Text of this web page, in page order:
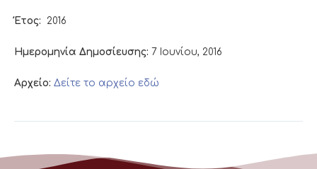
Έτος: 2016
Ημερομηνία Δημοσίευσης: 7 Ιουνίου, 2016
Αρχείο: Δείτε το αρχείο εδώ